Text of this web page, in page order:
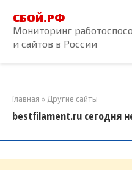
контенту
СБОЙ.РФ
Мониторинг
и сайтов в России
Главная » Другие сайты
bestfilament.ru сегодня